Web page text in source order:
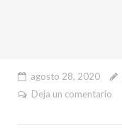
agosto 28, 2020
Deja un comentario